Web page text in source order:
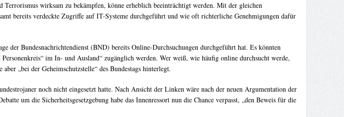
wirksam zu bekämpfen, könne erheblich beeinträchtigt werden. Mit der gleichen
bereits verdeckte Zugriffe auf IT-Systeme durchgeführt und wie oft richterliche Genehmigungen dafür
Bundesnachrichtendienst (BND) bereits Online-Durchsuchungen durchgeführt hat. Es könnten
im In- und Ausland“ zugänglich werden. Wer weiß, wie häufig online durchsucht werde,
„bei der Geheimschutzstelle“ des Bundestags hinterlegt.
noch nicht eingesetzt hatte. Nach Ansicht der Linken wäre nach der neuen Argumentation der
um die Sicherheitsgesetzgebung habe das Innenressort nun die Chance verpasst, „den Beweis für die